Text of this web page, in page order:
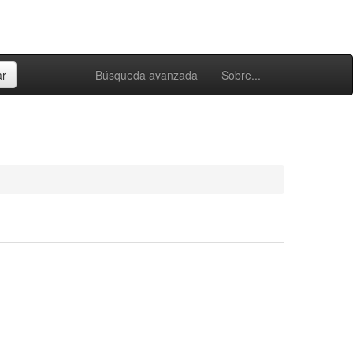
Búsqueda avanzada Sobre...